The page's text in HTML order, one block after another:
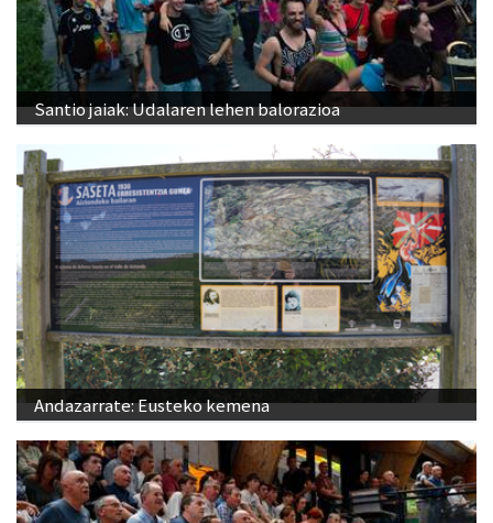
Santio jaiak: Udalaren lehen balorazioa
Andazarrate: Eusteko kemena